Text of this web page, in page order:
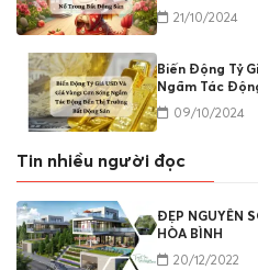
21/10/2024
Biến Động Tỷ
Ngầm Tác
09/10/2024
Tin nhiều người đọc
ĐẸP NGUYÊN
HÒA BÌNH
20/12/2022